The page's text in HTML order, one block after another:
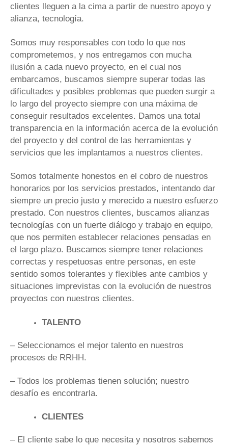
clientes lleguen a la cima a partir de nuestro apoyo y
alianza, tecnología.
Somos muy responsables con todo lo que nos
comprometemos, y nos entregamos con mucha
ilusión a cada nuevo proyecto, en el cual nos
embarcamos, buscamos siempre superar todas las
dificultades y posibles problemas que pueden surgir a
lo largo del proyecto siempre con una máxima de
conseguir resultados excelentes. Damos una total
transparencia en la información acerca de la evolución
del proyecto y del control de las herramientas y
servicios que les implantamos a nuestros clientes.
Somos totalmente honestos en el cobro de nuestros
honorarios por los servicios prestados, intentando dar
siempre un precio justo y merecido a nuestro esfuerzo
prestado. Con nuestros clientes, buscamos alianzas
tecnologías con un fuerte diálogo y trabajo en equipo,
que nos permiten establecer relaciones pensadas en
el largo plazo. Buscamos siempre tener relaciones
correctas y respetuosas entre personas, en este
sentido somos tolerantes y flexibles ante cambios y
situaciones imprevistas con la evolución de nuestros
proyectos con nuestros clientes.
TALENTO
– Seleccionamos el mejor talento en nuestros
procesos de RRHH.
– Todos los problemas tienen solución; nuestro
desafío es encontrarla.
CLIENTES
– El cliente sabe lo que necesita y nosotros sabemos